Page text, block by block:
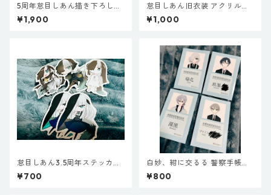
5周年怠目しあん描き下ろしア
クリルスタンド（白黒）
¥1,900
怠目しあん旧衣装 アクリルキ
ーホルダー
¥1,000
怠目しあん3.5周年ステッカー
セット
¥700
白妙、紺に交るる 警察手帳風I
Cカードシールセット
¥800